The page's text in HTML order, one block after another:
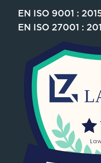
EN ISO 9001 :
EN ISO 27001 :